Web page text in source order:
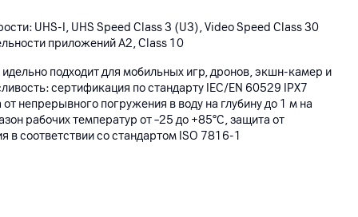
UHS-I, UHS Speed ​​Class 3 (U3), Video Speed ​​Class 30
приложений A2, Class 10
подходит для мобильных игр, дронов, экшн-камер и
сертификация по стандарту IEC/EN 60529 IPX7
непрерывного погружения в воду на глубину до 1 м на
рабочих температур от –25 до +85°C, защита от
в соответствии со стандартом ISO 7816-1